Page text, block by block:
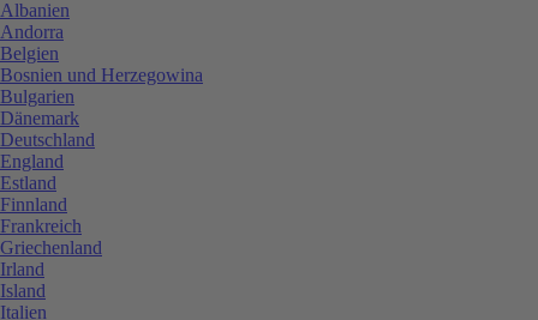
Albanien
Andorra
Belgien
Bosnien und Herzegowina
Bulgarien
Dänemark
Deutschland
England
Estland
Finnland
Frankreich
Griechenland
Irland
Island
Italien